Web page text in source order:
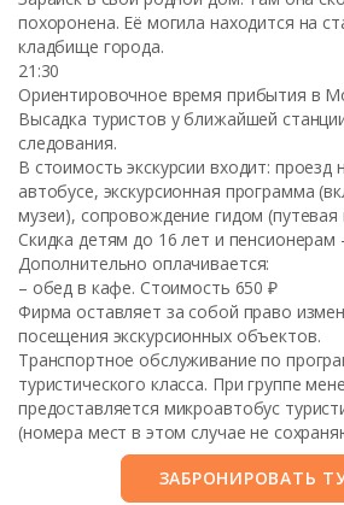
похоронена. Её могила находится на
кладбище города.
21:30
Ориентировочное время прибытия в
Высадка туристов у ближайшей
следования.
В стоимость экскурсии входит: проезд
автобусе, экскурсионная программа
музеи), сопровождение гидом
Скидка детям до 16 лет и пенсионерам
Дополнительно оплачивается:
– обед в кафе. Стоимость 650 ₽
Фирма оставляет за собой право
посещения экскурсионных объектов.
Транспортное обслуживание по
туристического класса. При группе
предоставляется микроавтобус
(номера мест в этом случае не
ЗАБРОНИРОВАТЬ